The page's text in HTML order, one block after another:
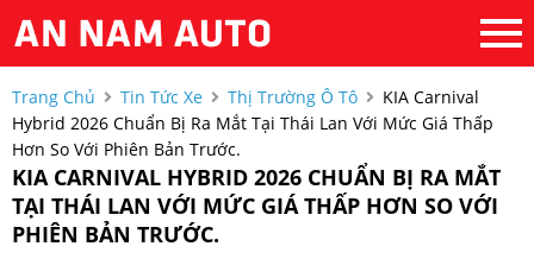
Trang Chủ Tin Tức Xe Thị Trường Ô Tô
KIA Carnival
Hybrid 2026 Chuẩn Bị Ra Mắt Tại Thái Lan Với Mức Giá Thấp
Hơn So Với Phiên Bản Trước.
KIA CARNIVAL HYBRID 2026 CHUẨN BỊ RA MẮT
TẠI THÁI LAN VỚI MỨC GIÁ THẤP HƠN SO VỚI
PHIÊN BẢN TRƯỚC.